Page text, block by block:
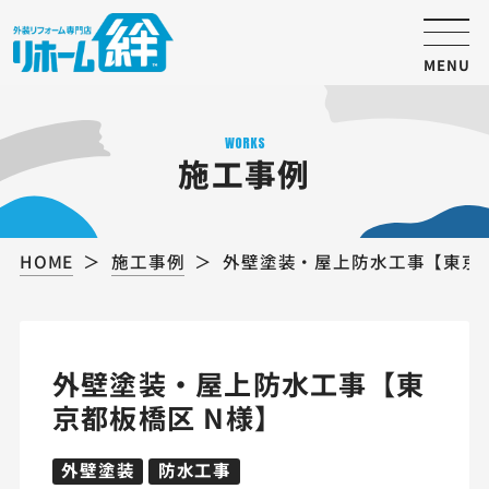
MENU
WORKS
施工事例
HOME 施工事例 外壁塗装・屋上防水工事【東京
外壁塗装・屋上防水工事【東
京都板橋区 N様】
外壁塗装 防水工事